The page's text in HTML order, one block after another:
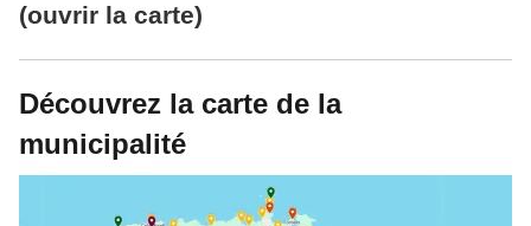
(ouvrir la carte)
Découvrez la carte de la
municipalité